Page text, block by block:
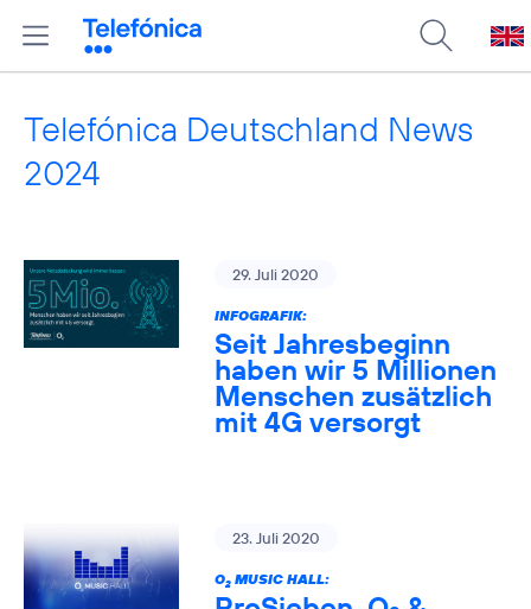
Telefónica Deutschland News
2024
29. Juli 2020
INFOGRAFIK:
Seit Jahresbeginn
haben wir 5 Millionen
Menschen zusätzlich
mit 4G versorgt
23. Juli 2020
O2MUSIC HALL: